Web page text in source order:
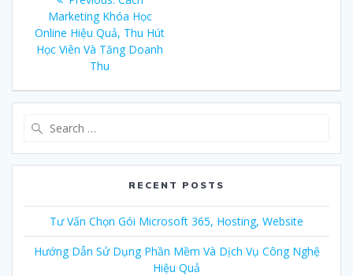
navigation
post:
Marketing Khóa Học
Online Hiệu Quả, Thu Hút
Học Viên Và Tăng Doanh
Thu
RECENT POSTS
Tư Vấn Chọn Gói Microsoft 365, Hosting, Website
Hướng Dẫn Sử Dụng Phần Mềm Và Dịch Vụ Công Nghệ
Hiệu Quả